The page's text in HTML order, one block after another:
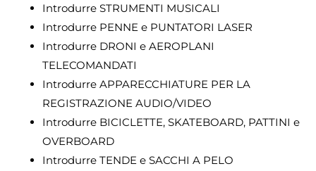
Introdurre STRUMENTI MUSICALI
Introdurre PENNE e PUNTATORI LASER
Introdurre DRONI e AEROPLANI
TELECOMANDATI
Introdurre APPARECCHIATURE PER LA
REGISTRAZIONE AUDIO/VIDEO
Introdurre BICICLETTE, SKATEBOARD, PATTINI e
OVERBOARD
Introdurre TENDE e SACCHI A PELO